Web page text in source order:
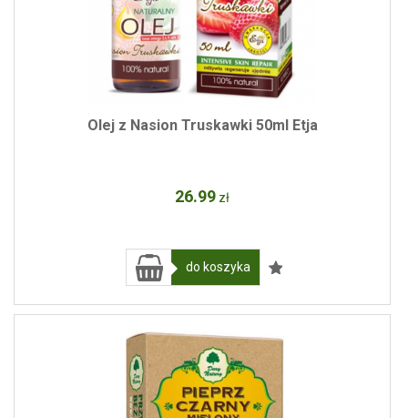
Olej z Nasion Truskawki 50ml Etja
26.99 zł
do koszyka